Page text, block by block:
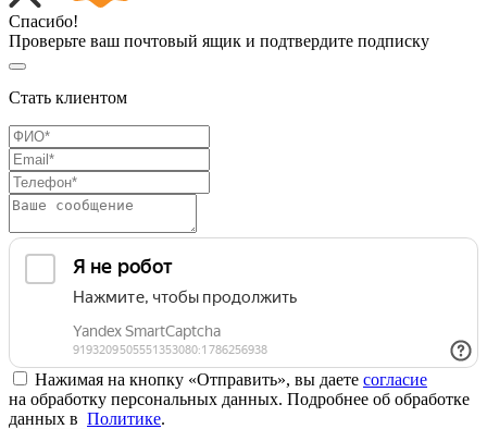
Спасибо!
Проверьте ваш почтовый ящик и подтвердите подписку
Стать клиентом
Нажимая на кнопку «Отправить», вы даете согласие
на обработку персональных данных. Подробнее об обработке
данных в Политике.